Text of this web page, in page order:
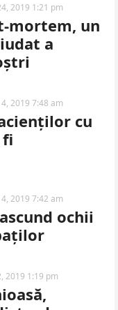
2019 1:21 pm
mortem, un
a
2019 7:48 am
cu
2019 7:42 am
ochii
2019 1:19 pm